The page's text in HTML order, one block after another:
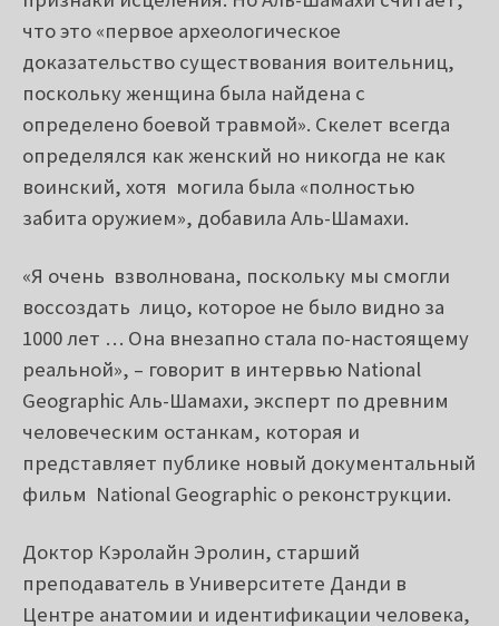
признаки исцеления. Но Аль-Шамахи считает,
что это «первое археологическое
доказательство существования воительниц,
поскольку женщина была найдена с
определено боевой травмой». Скелет всегда
определялся как женский но никогда не как
воинский, хотя могила была «полностью
забита оружием», добавила Аль-Шамахи.
«Я очень взволнована, поскольку мы смогли
воссоздать лицо, которое не было видно за
1000 лет … Она внезапно стала по-настоящему
реальной», – говорит в интервью National
Geographic Аль-Шамахи,
эксперт по древним
человеческим останкам, которая и
представляет публике новый документальный
фильм National Geographic о реконструкции.
Доктор Кэролайн Эролин, старший
преподаватель в Университете Данди в